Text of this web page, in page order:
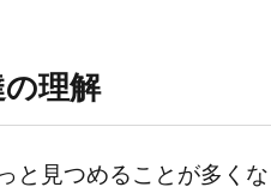
理解
と見つめることが多く